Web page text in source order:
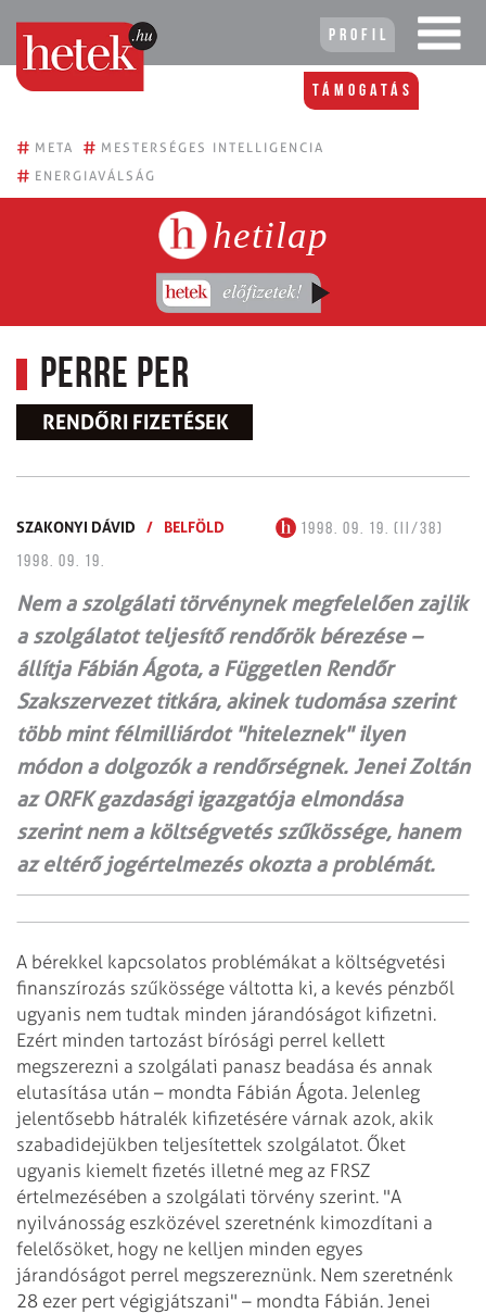
Profil
Támogatás
# META # MESTERSÉGES INTELLIGENCIA
# ENERGIAVÁLSÁG
hetilap
Perre per
RENDŐRI FIZETÉSEK
SZAKONYI DÁVID / BELFÖLD
1998. 09. 19. (II/38)
1998. 09. 19.
Nem a szolgálati törvénynek megfelelően zajlik
a szolgálatot teljesítő rendőrök bérezése –
állítja Fábián Ágota, a Független Rendőr
Szakszervezet titkára, akinek tudomása szerint
több mint félmilliárdot "hiteleznek" ilyen
módon a dolgozók a rendőrségnek. Jenei Zoltán
az ORFK gazdasági igazgatója elmondása
szerint nem a költségvetés szűkössége, hanem
az eltérő jogértelmezés okozta a problémát.
A bérekkel kapcsolatos problémákat a költségvetési
finanszírozás szűkössége váltotta ki, a kevés pénzből
ugyanis nem tudtak minden járandóságot kifizetni.
Ezért minden tartozást bírósági perrel kellett
megszerezni a szolgálati panasz beadása és annak
elutasítása után – mondta Fábián Ágota. Jelenleg
jelentősebb hátralék kifizetésére várnak azok, akik
szabadidejükben teljesítettek szolgálatot. Őket
ugyanis kiemelt fizetés illetné meg az FRSZ
értelmezésében a szolgálati törvény szerint. "A
nyilvánosság eszközével szeretnénk kimozdítani a
felelősöket, hogy ne kelljen minden egyes
járandóságot perrel megszereznünk. Nem szeretnénk
28 ezer pert végigjátszani" – mondta Fábián. Jenei